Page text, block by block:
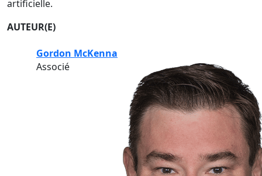
artificielle.
AUTEUR(E)
Gordon McKenna
Associé